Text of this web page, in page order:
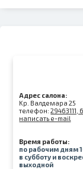
Адрес салона:
Kр. Валдемара 25
телефон:29463111,
написать e-mail
Время работы:
по рабочим дням
в субботу и
выходной